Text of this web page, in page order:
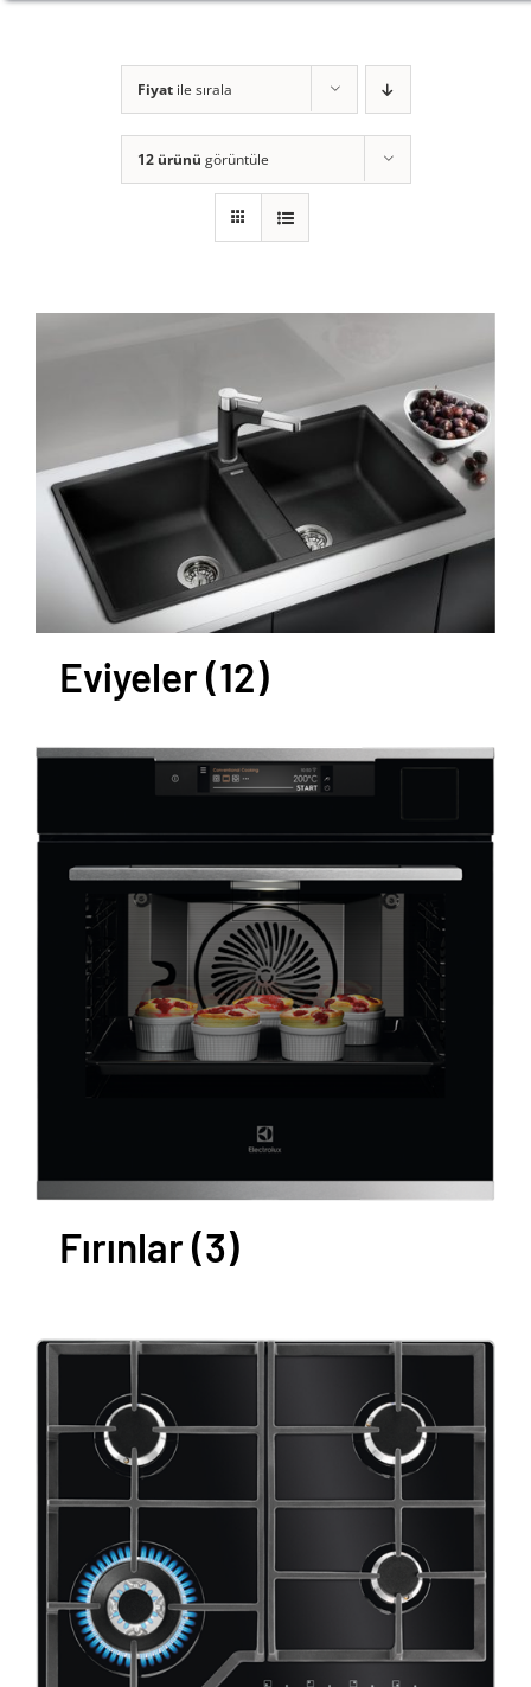
Fiyatile sırala
12 ürünü görüntüle
Eviyeler(12)
Fırınlar(3)